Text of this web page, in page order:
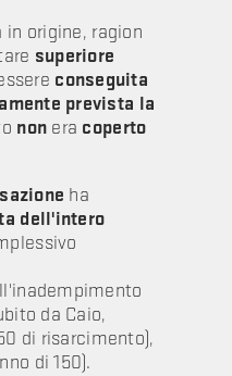
origine, ragion
superiore
conseguita
prevista la
non era coperto
ha
dell'intero
da Caio,
di risarcimento),
di 150).